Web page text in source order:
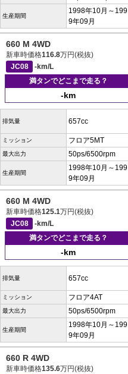
生産期間
1998年10月～199
9年09月
660 M 4WD
新車時価格116.8万円(税抜)
JC08
-km/L
満タンでどこまで走る？
-km
排気量 657cc
ミッション フロア5MT
最大出力 50ps/6500rpm
生産期間
1998年10月～199
9年09月
660 M 4WD
新車時価格125.1万円(税抜)
JC08
-km/L
満タンでどこまで走る？
-km
排気量 657cc
ミッション フロア4AT
最大出力 50ps/6500rpm
生産期間
1998年10月～199
9年09月
660 R 4WD
新車時価格135.6万円(税抜)